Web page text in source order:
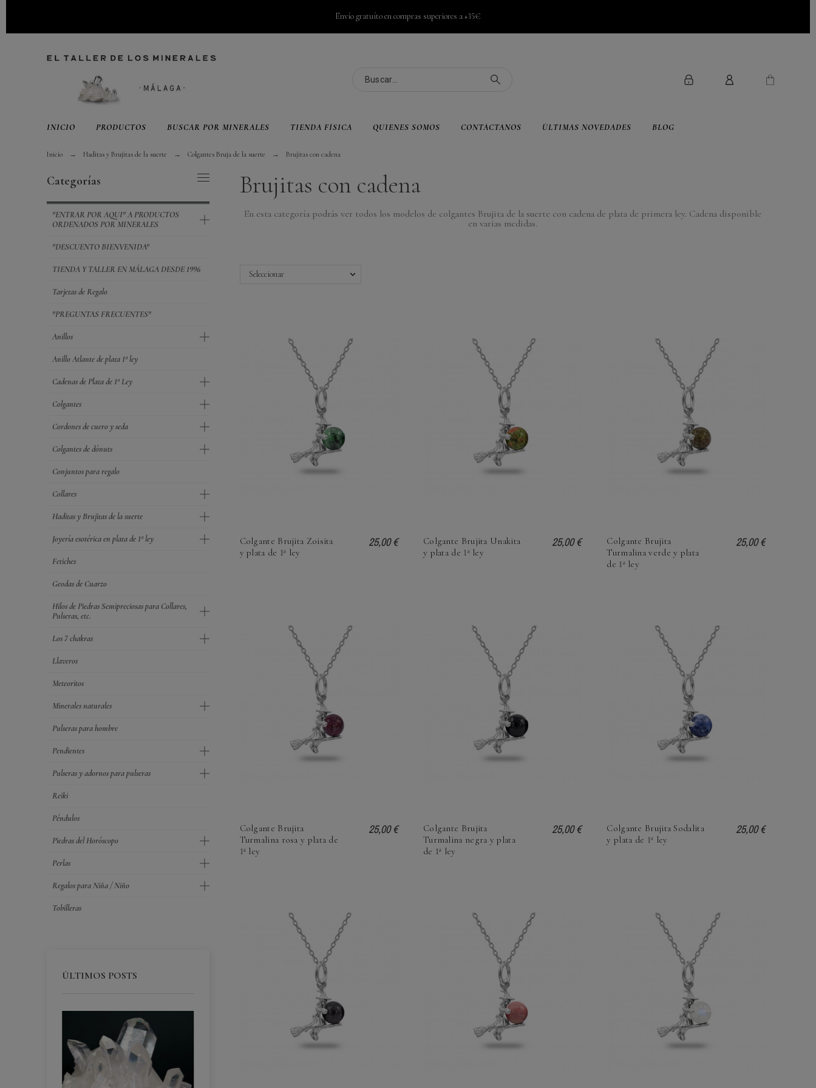
Envío gratuíto en compras superiores a +35€
INICIO PRODUCTOS BUSCAR POR MINERALES TIENDA FÍSICA QUIENES SOMOS CONTÁCTANOS ÚLTIMAS NOVEDADES BLOG
Inicio Haditas y Brujitas de la suerte Colgantes Bruja de la suerte Brujitas con cadena
Categorías
"ENTRAR POR AQUI" A PRODUCTOS
ORDENADOS POR MINERALES
"DESCUENTO BIENVENIDA"
TIENDA Y TALLER EN MÁLAGA DESDE 1996
Tarjetas de Regalo
"PREGUNTAS FRECUENTES"
Anillos
Anillo Atlante de plata 1ª ley
Cadenas de Plata de 1ª Ley
Colgantes
Cordones de cuero y seda
Colgantes de dónuts
Conjuntos para regalo
Collares
Haditas y Brujitas de la suerte
Joyería esotérica en plata de 1ª ley
Fetiches
Geodas de Cuarzo
Hilos de Piedras Semipreciosas para Collares,
Pulseras, etc.
Los 7 chakras
Llaveros
Meteoritos
Minerales naturales
Pulseras para hombre
Pendientes
Pulseras y adornos para pulseras
Reiki
Péndulos
Piedras del Horóscopo
Perlas
Regalos para Niña / Niño
Tobilleras
ÚLTIMOS POSTS
Brujitas con cadena
En esta categoría podrás ver todos los modelos de colgantes Brujita de la suerte con cadena de plata de primera ley. Cadena disponible
en varias medidas.
Seleccionar
Colgante Brujita Zoisita
y plata de 1ª ley
25,00 €
Colgante Brujita Unakita
y plata de 1ª ley
25,00 €
Colgante Brujita
Turmalina verde y plata
de 1ª ley
25,00 €
Colgante Brujita
Turmalina rosa y plata de
1ª ley
25,00 €
Colgante Brujita
Turmalina negra y plata
de 1ª ley
25,00 €
Colgante Brujita Sodalita
y plata de 1ª ley
25,00 €